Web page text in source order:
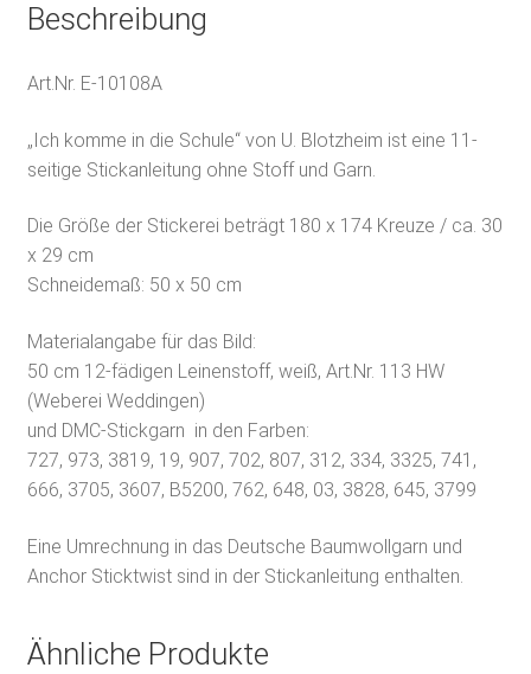
Beschreibung
Art.Nr. E-10108A
„Ich komme in die Schule“ von U. Blotzheim ist eine 11-
seitige Stickanleitung ohne Stoff und Garn.
Die Größe der Stickerei beträgt 180 x 174 Kreuze / ca. 30
x 29 cm
Schneidemaß: 50 x 50 cm
Materialangabe für das Bild:
50 cm 12-fädigen Leinenstoff, weiß, Art.Nr. 113 HW
(Weberei Weddingen)
und DMC-Stickgarn in den Farben:
727, 973, 3819, 19, 907, 702, 807, 312, 334, 3325, 741,
666, 3705, 3607, B5200, 762, 648, 03, 3828, 645, 3799
Eine Umrechnung in das Deutsche Baumwollgarn und
Anchor Sticktwist sind in der Stickanleitung enthalten.
Ähnliche Produkte